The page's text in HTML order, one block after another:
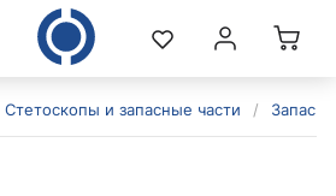
Стетоскопы и запасные части /